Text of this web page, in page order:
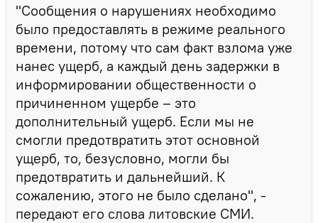
"Сообщения о нарушениях необходимо
было предоставлять в режиме реального
времени, потому что сам факт взлома уже
нанес ущерб, а каждый день задержки в
информировании общественности о
причиненном ущербе – это
дополнительный ущерб. Если мы не
смогли предотвратить этот основной
ущерб, то, безусловно, могли бы
предотвратить и дальнейший. К
сожалению, этого не было сделано", -
передают его слова литовские СМИ.